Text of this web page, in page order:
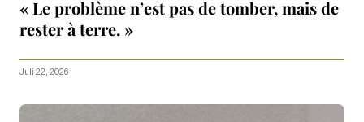
« Le problème n’est pas de tomber, mais de
rester à terre. »
Juli 22, 2026